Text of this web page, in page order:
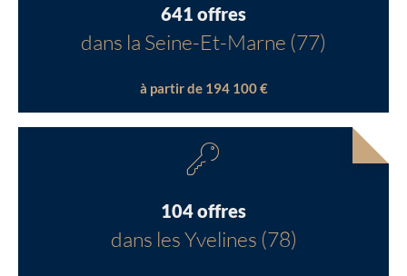
641 offres
dans la Seine-Et-Marne (77)
à partir de 194 100 €
104 offres
dans les Yvelines (78)